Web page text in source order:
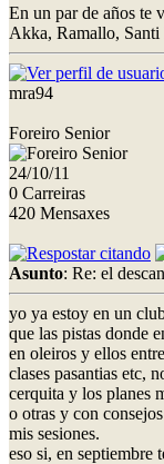
En un par de años te
Akka, Ramallo, Santi
mra94
Foreiro Senior
24/10/11
0 Carreiras
420 Mensaxes
Asunto: Re: el
yo ya estoy en un
que las pistas donde
en oleiros y ellos
clases pasantias etc,
cerquita y los planes
o otras y con
mis sesiones.
eso si, en septiembre